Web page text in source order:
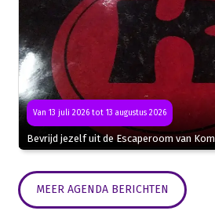
Van 13 juli 2026 tot 13 augustus 2026
Bevrijd jezelf uit de Escaperoom van
MEER AGENDA BERICHTEN